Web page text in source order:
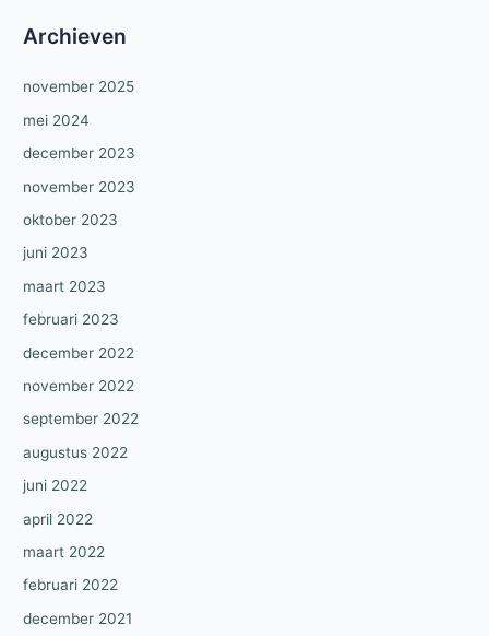
Archieven
november 2025
mei 2024
december 2023
november 2023
oktober 2023
juni 2023
maart 2023
februari 2023
december 2022
november 2022
september 2022
augustus 2022
juni 2022
april 2022
maart 2022
februari 2022
december 2021